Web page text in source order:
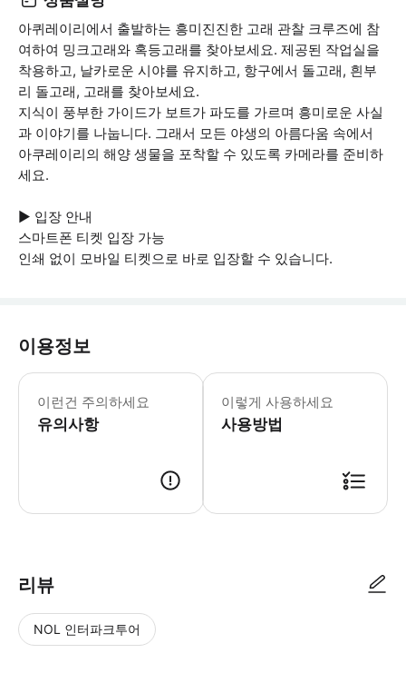
아퀴레이리에서 출발하는 흥미진진한 고래 관찰 크루즈에 참
여하여 밍크고래와 혹등고래를 찾아보세요. 제공된 작업실을
착용하고, 날카로운 시야를 유지하고, 항구에서 돌고래, 흰부
리 돌고래, 고래를 찾아보세요.
지식이 풍부한 가이드가 보트가 파도를 가르며 흥미로운 사실
과 이야기를 나눕니다. 그래서 모든 야생의 아름다움 속에서
아쿠레이리의 해양 생물을 포착할 수 있도록 카메라를 준비하
세요.
▶ 입장 안내
스마트폰 티켓 입장 가능
인쇄 없이 모바일 티켓으로 바로 입장할 수 있습니다.
이용정보
이런건 주의하세요
유의사항
▶ 꼭 알아두세요 * 체크인 시 유효한
이렇게 사용하세요
사용방법
리뷰
NOL 인터파크투어